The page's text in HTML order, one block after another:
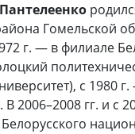
Гомельской
г. — в филиале
с
2006–2008 гг. и с